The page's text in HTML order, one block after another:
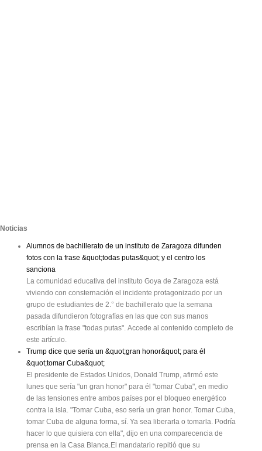
Noticias
Alumnos de bachillerato de un instituto de Zaragoza difunden
fotos con la frase &quot;todas putas&quot; y el centro los
sanciona
La comunidad educativa del instituto Goya de Zaragoza está
viviendo con consternación el incidente protagonizado por un
grupo de estudiantes de 2.° de bachillerato que la semana
pasada difundieron fotografías en las que con sus manos
escribían la frase "todas putas". Accede al contenido completo de
este artículo.
Trump dice que sería un &quot;gran honor&quot; para él
&quot;tomar Cuba&quot;
El presidente de Estados Unidos, Donald Trump, afirmó este
lunes que sería "un gran honor" para él "tomar Cuba", en medio
de las tensiones entre ambos países por el bloqueo energético
contra la isla. "Tomar Cuba, eso sería un gran honor. Tomar Cuba,
tomar Cuba de alguna forma, sí. Ya sea liberarla o tomarla. Podría
hacer lo que quisiera con ella", dijo en una comparecencia de
prensa en la Casa Blanca.El mandatario repitió que su